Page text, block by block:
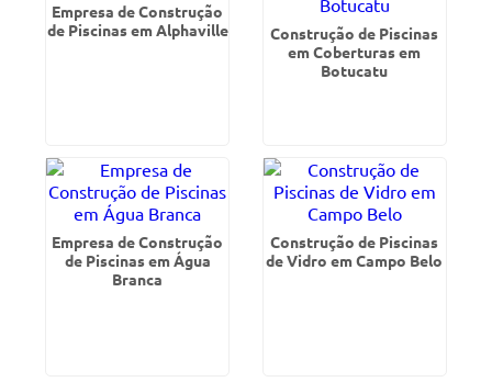
Empresa de Construção
de Piscinas em Alphaville
Construção de Piscinas
em Coberturas em
Botucatu
Empresa de Construção
de Piscinas em Água
Branca
Construção de Piscinas
de Vidro em Campo Belo